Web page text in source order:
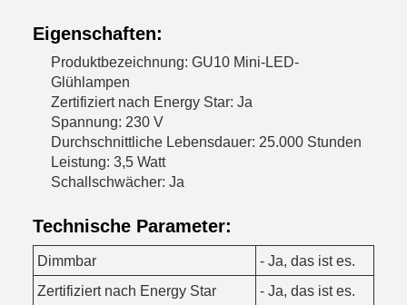
Eigenschaften:
Produktbezeichnung: GU10 Mini-LED-
Glühlampen
Zertifiziert nach Energy Star: Ja
Spannung: 230 V
Durchschnittliche Lebensdauer: 25.000 Stunden
Leistung: 3,5 Watt
Schallschwächer: Ja
Technische Parameter:
Dimmbar
- Ja, das ist es.
Zertifiziert nach Energy Star
- Ja, das ist es.